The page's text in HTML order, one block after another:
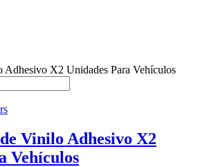
Adhesivo X2 Unidades Para Vehículos
Vinilo Adhesivo X2
Vehículos